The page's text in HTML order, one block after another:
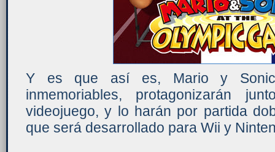
Y es que así es, Mario y
inmemoriables, protagonizarán
videojuego, y lo harán por partida
que será desarrollado para Wii y